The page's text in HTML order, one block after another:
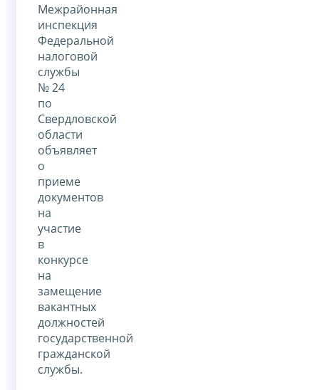
Межрайонная
инспекция
Федеральной
налоговой
службы
№ 24
по
Свердловской
области
объявляет
о
приеме
документов
на
участие
в
конкурсе
на
замещение
вакантных
должностей
государственной
гражданской
службы.